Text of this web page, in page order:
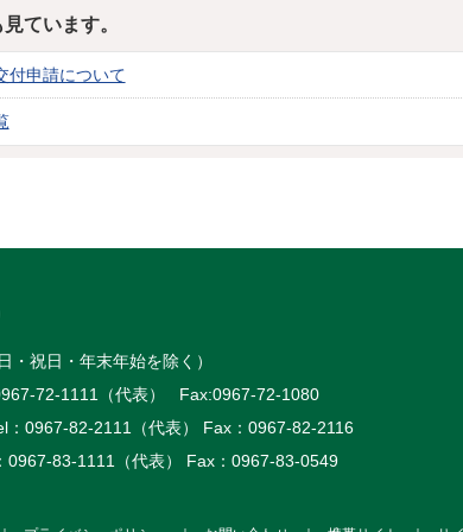
ています。
付申請について
祝日・年末年始を除く）
72-1111（代表）
Fax:0967-72-1080
0967-82-2111（代表）
Fax：0967-82-2116
0967-83-1111（代表） Fax：0967-83-0549